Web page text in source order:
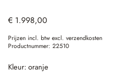
€ 1.998,00
Prijzen incl. btw excl. verzendkosten
Productnummer: 22510
Kleur: oranje